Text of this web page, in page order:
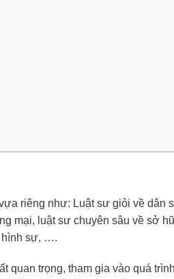
riêng như: Luật sư giỏi về dân
mại, luật sư chuyên sâu về sở
hình sự, ….
quan trọng, tham gia vào quá